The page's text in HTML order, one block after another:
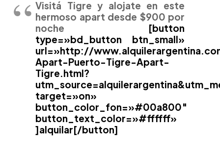
Visitá Tigre y alojate en este
hermoso apart desde $900 por
noche [button
type=»bd_button btn_small»
url=»http://
Apart-Puerto-Tigre-Apart-
Tigre.html?
target=»on»
button_color_fon=»#00a800″
button_text_color=»#ffffff»
]alquilar[/button]